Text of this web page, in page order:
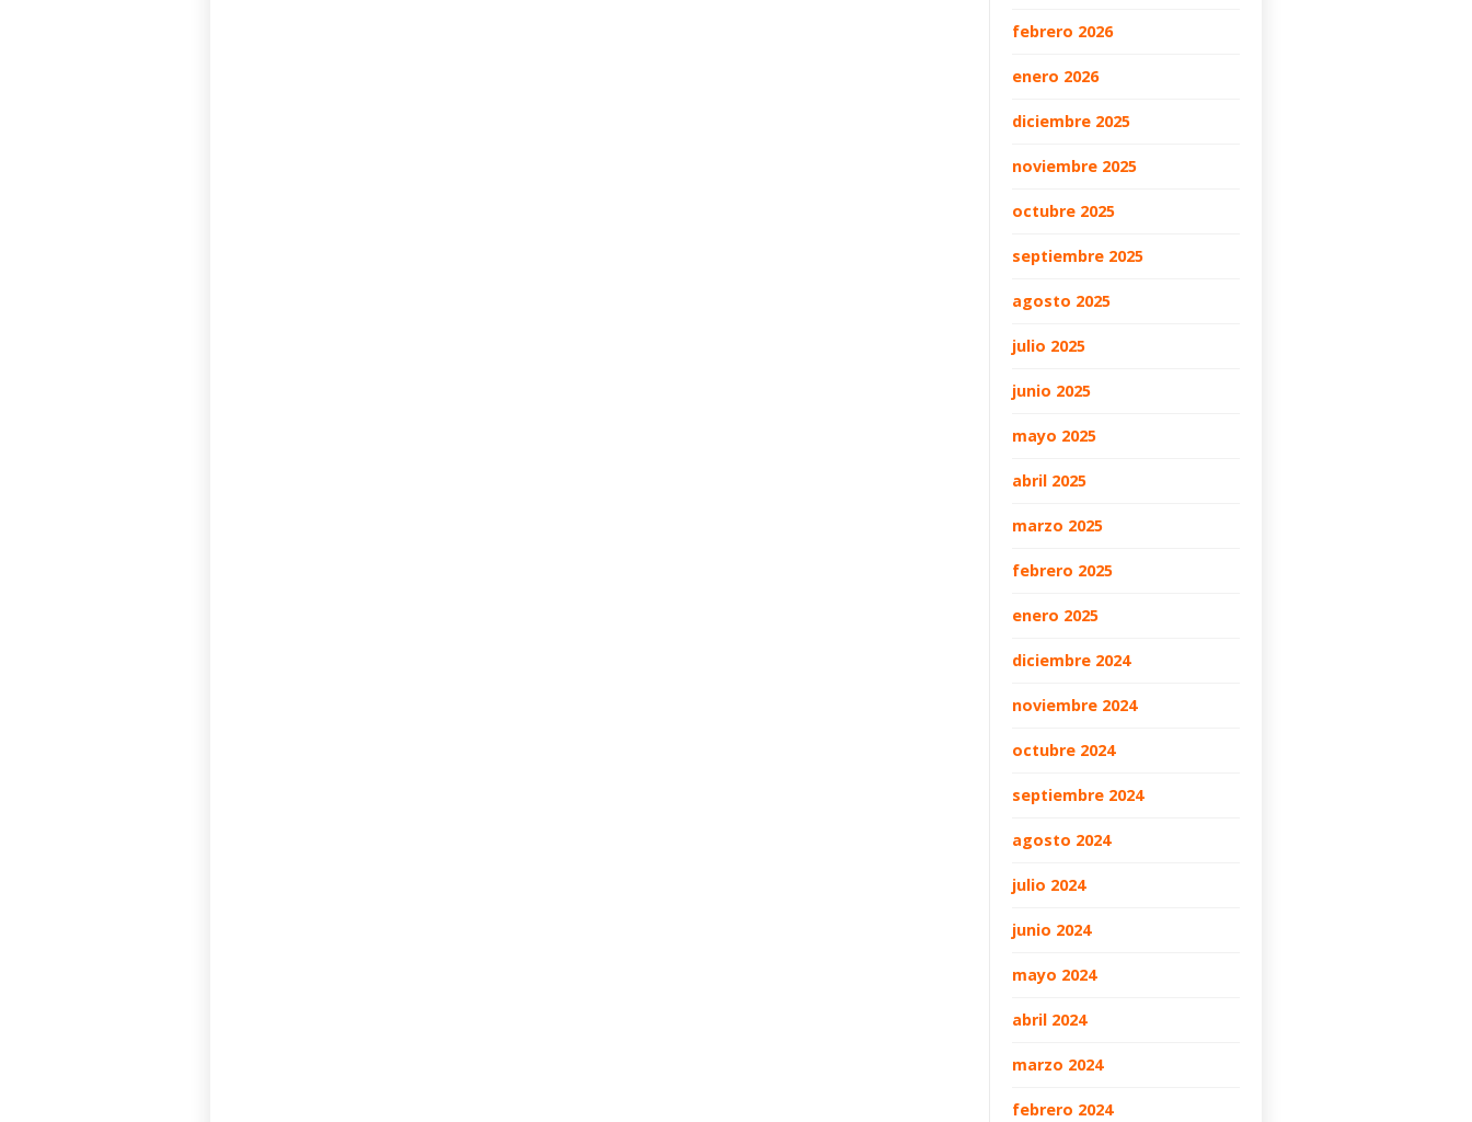
febrero 2026
enero 2026
diciembre 2025
noviembre 2025
octubre 2025
septiembre 2025
agosto 2025
julio 2025
junio 2025
mayo 2025
abril 2025
marzo 2025
febrero 2025
enero 2025
diciembre 2024
noviembre 2024
octubre 2024
septiembre 2024
agosto 2024
julio 2024
junio 2024
mayo 2024
abril 2024
marzo 2024
febrero 2024